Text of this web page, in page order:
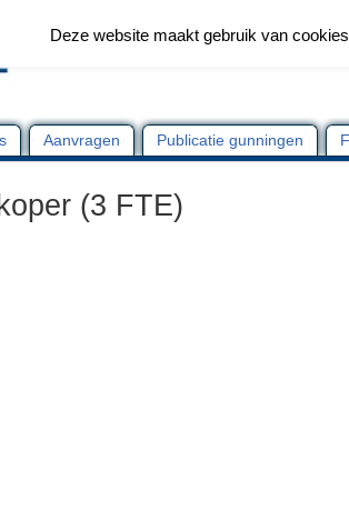
Aanvragen Publicatie gunningen
(3 FTE)
Deze website maakt gebruik van